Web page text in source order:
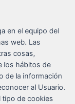
en el equipo del
web. Las
cosas,
los hábitos de
de la información
al Usuario.
tipo de cookies